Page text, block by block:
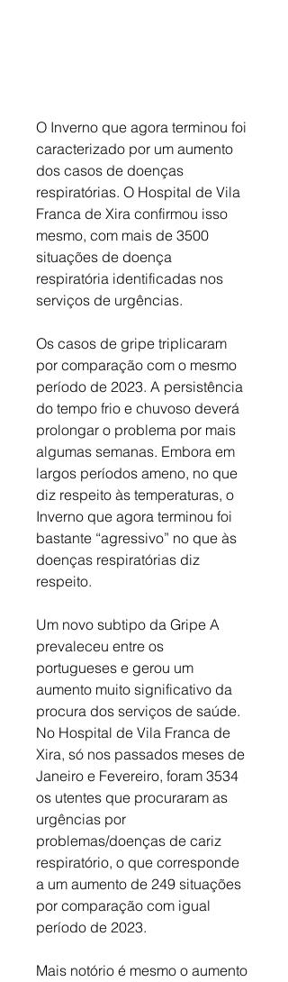
O Inverno que agora terminou foi
caracterizado por um aumento
dos casos de doenças
respiratórias. O Hospital de Vila
Franca de Xira confirmou isso
mesmo, com mais de 3500
situações de doença
respiratória identificadas nos
serviços de urgências.
Os casos de gripe triplicaram
por comparação com o mesmo
período de 2023. A persistência
do tempo frio e chuvoso deverá
prolongar o problema por mais
algumas semanas. Embora em
largos períodos ameno, no que
diz respeito às temperaturas, o
Inverno que agora terminou foi
bastante “agressivo” no que às
doenças respiratórias diz
respeito.
Um novo subtipo da Gripe A
prevaleceu entre os
portugueses e gerou um
aumento muito significativo da
procura dos serviços de saúde.
No Hospital de Vila Franca de
Xira, só nos passados meses de
Janeiro e Fevereiro, foram 3534
os utentes que procuraram as
urgências por
problemas/doenças de cariz
respiratório, o que corresponde
a um aumento de 249 situações
por comparação com igual
período de 2023.
Mais notório é mesmo o aumento